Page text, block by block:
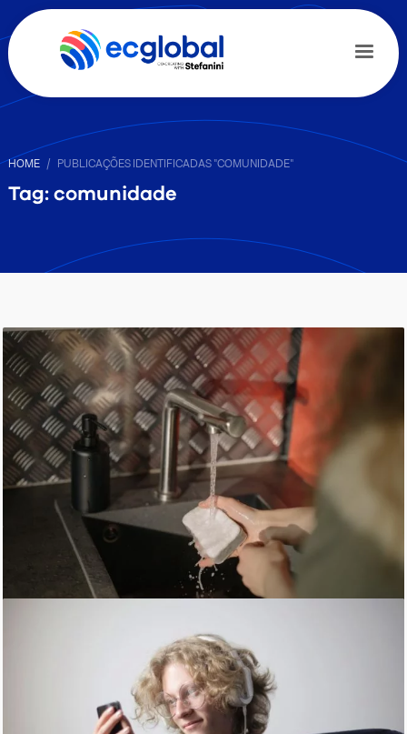
HOME PUBLICAÇÕES IDENTIFICADAS "COMUNIDADE"
Tag: comunidade
Dia Mundial da Higienização das mãos: o
consumidor está bem informado?
TERÇA-FEIRA, 26 MAIO 2020 POREC GLOBAL